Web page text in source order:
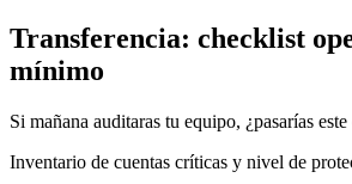
Transferencia: checklist
mínimo
Si mañana auditaras tu equipo, ¿pasarías
Inventario de cuentas críticas y nivel de